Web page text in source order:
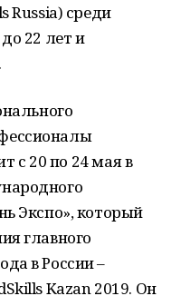
Russia) среди
22 лет и
с 20 по 24 мая в
Экспо», который
главного
в России –
Kazan 2019. Он